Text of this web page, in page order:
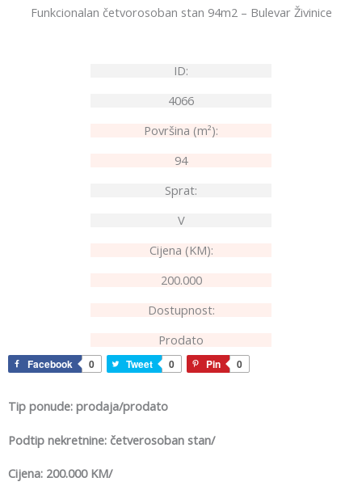
Funkcionalan četvorosoban stan 94m2 – Bulevar Živinice
ID:
4066
Površina (m²):
94
Sprat:
V
Cijena (KM):
200.000
Dostupnost:
Prodato
Facebook 0 Tweet 0 Pin 0
Tip ponude: prodaja/prodato
Podtip nekretnine: četverosoban stan/
Cijena: 200.000 KM/